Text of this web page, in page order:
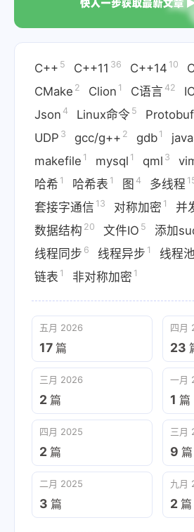
C++ 5 C++11 36 C++14 10
CMake 2 Clion 1 C语言 42
Json 4 Linux命令 5 Protobuf
UDP 3 gcc/g++ 2 gdb 1
makefile 1 mysql 1 qml 3
哈希 1 哈希表 1 图 4 多线程
套接字通信 13 对称加密 1 并
数据结构 20 文件IO 5 添加
线程同步 6 线程异步 1 线程池
链表 1 非对称加密 1
五月 2026
17 篇
四月
23
三月 2026
2 篇
一月
1 篇
四月 2025
2 篇
三月
9 篇
二月 2025
3 篇
九月
2 篇